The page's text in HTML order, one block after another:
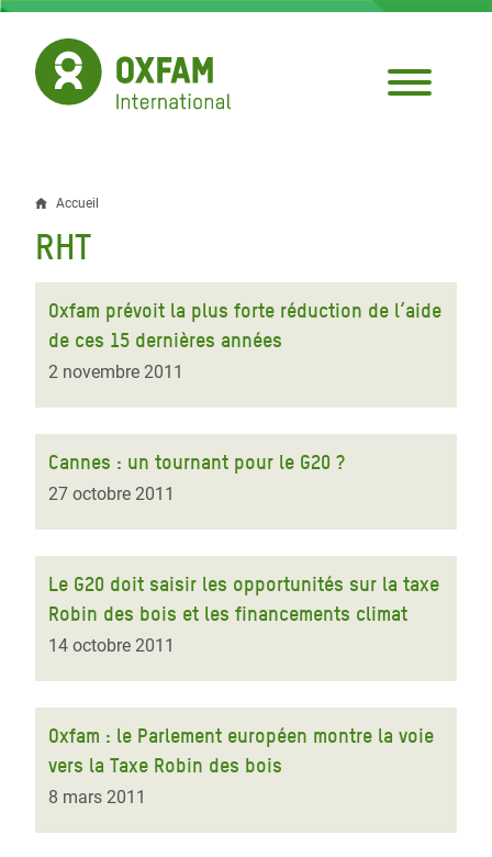
Aller
contenu
principal
Fil
d'Ariane
Accueil
RHT
Oxfam prévoit la plus forte réduction de l’aide
de ces 15 dernières années
2 novembre 2011
Cannes : un tournant pour le G20 ?
27 octobre 2011
Le G20 doit saisir les opportunités sur la taxe
Robin des bois et les financements climat
14 octobre 2011
Oxfam : le Parlement européen montre la voie
vers la Taxe Robin des bois
8 mars 2011